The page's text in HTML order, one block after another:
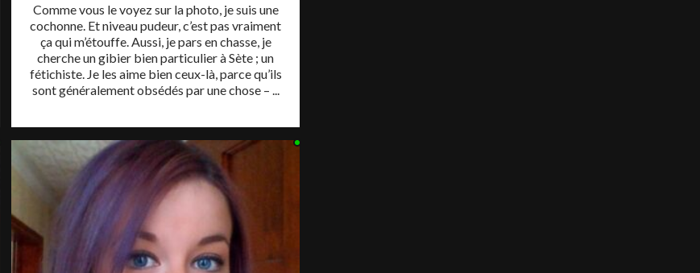
Comme vous le voyez sur la photo, je suis une
cochonne. Et niveau pudeur, c’est pas vraiment
ça qui m’étouffe. Aussi, je pars en chasse, je
cherche un gibier bien particulier à Sète ; un
fétichiste. Je les aime bien ceux-là, parce qu’ils
sont généralement obsédés par une chose – ...